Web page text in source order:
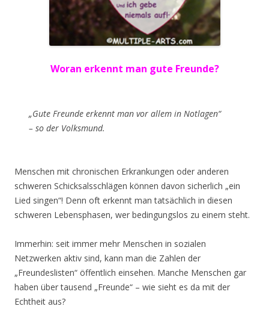
Woran erkennt man gute Freunde?
„Gute Freunde erkennt man vor allem in Notlagen“
– so der Volksmund.
Menschen mit chronischen Erkrankungen oder anderen
schweren Schicksalsschlägen können davon sicherlich „ein
Lied singen“! Denn oft erkennt man tatsächlich in diesen
schweren Lebensphasen, wer bedingungslos zu einem steht.
Immerhin: seit immer mehr Menschen in sozialen
Netzwerken aktiv sind, kann man die Zahlen der
„Freundeslisten“ öffentlich einsehen. Manche Menschen gar
haben über tausend „Freunde“ – wie sieht es da mit der
Echtheit aus?